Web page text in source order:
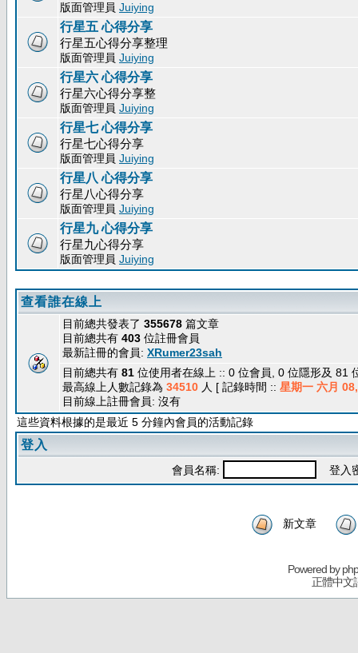
版面管理員 Juiying
行星五 心得分享
行星五心得分享整理
版面管理員 Juiying
行星六 心得分享
行星六心得分享整
版面管理員 Juiying
行星七 心得分享
行星七心得分享
版面管理員 Juiying
行星八 心得分享
行星八心得分享
版面管理員 Juiying
行星九 心得分享
行星九心得分享
版面管理員 Juiying
查看誰在線上
目前總共發表了 355678 篇文章
目前總共有 403 位註冊會員
最新註冊的會員: XRumer23sah
目前總共有 81 位使用者在線上 :: 0 位會員, 0 位隱形及
最高線上人數記錄為 34510 人 [ 記錄時間 :: 星期一 六月
目前線上註冊會員: 沒有
這些資料根據的是最近 5 分鐘內會員的活動記錄
登入
會員名稱: 登入
新文章
Powered by
正體中文